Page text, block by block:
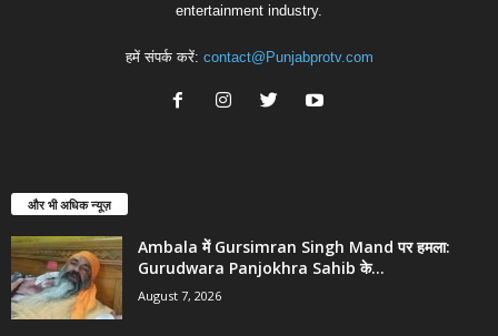
entertainment industry.
हमें संपर्क करें: contact@Punjabprotv.com
और भी अधिक न्यूज़
Ambala में Gursimran Singh Mand पर हमला:
Gurudwara Panjokhra Sahib के...
August 7, 2026